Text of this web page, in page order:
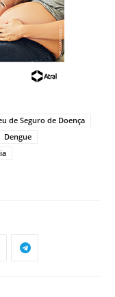
de Seguro de Doença
Dengue